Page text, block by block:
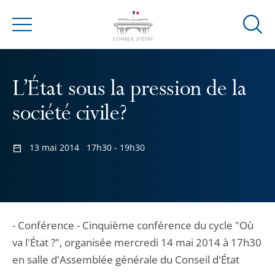
Menu
Ouvrir
L’État sous la pression de la
société civile?
13 mai 2014 17h30 - 19h30
- Conférence - Cinquième conférence du cycle "Où
va l'État ?", organisée mercredi 14 mai 2014 à 17h30
en salle d'Assemblée générale du Conseil d'État